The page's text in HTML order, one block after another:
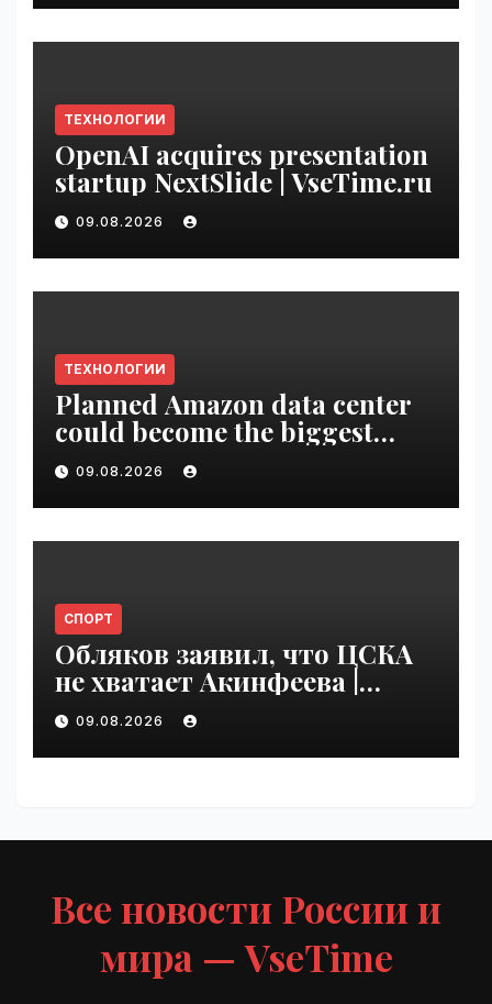
ТЕХНОЛОГИИ
OpenAI acquires presentation
startup NextSlide | VseTime.ru
09.08.2026
ТЕХНОЛОГИИ
Planned Amazon data center
could become the biggest
climate polluter in the U.S. |
VseTime.ru
09.08.2026
СПОРТ
Обляков заявил, что ЦСКА
не хватает Акинфеева |
VseTime.ru
09.08.2026
Все новости России и
мира — VseTime